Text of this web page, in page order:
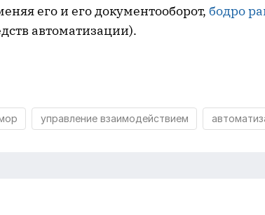
его и его документооборот, бодро
автоматизации).
управление взаимодействием